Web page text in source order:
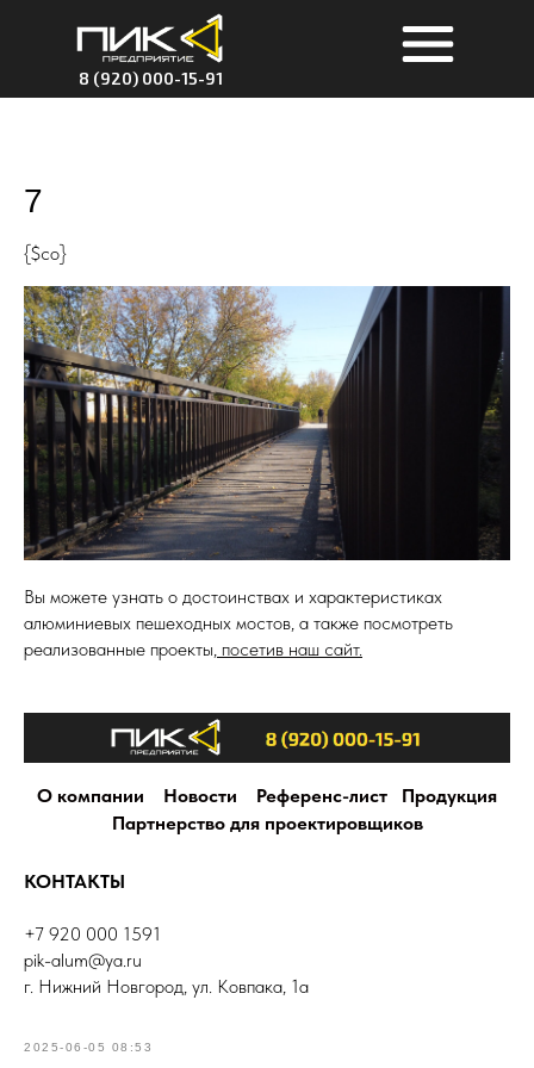
8 (920) 000-15-91
7
{$co}
Вы можете узнать о достоинствах и характеристиках
алюминиевых пешеходных мостов, а также посмотреть
реализованные проекты, посетив наш сайт.
О компании Новости Референс-лист
Продукция
Партнерство для проектировщиков
КОНТАКТЫ
+7 920 000 1591
pik-alum@ya.ru
г. Нижний Новгород, ул. Ковпака, 1а
2025-06-05 08:53